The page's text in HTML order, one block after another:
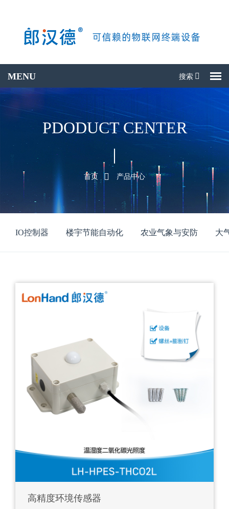
搜索
PDODUCT CENTER
首页 产品中心
IO控制器 楼宇节能自动化 农业气象与安防 大
高精度环境传感器